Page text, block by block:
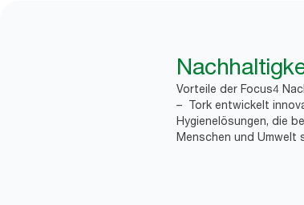
Vorteile der Focus4
– Tork entwickelt
Hygienelösungen, die
Menschen und Umwelt